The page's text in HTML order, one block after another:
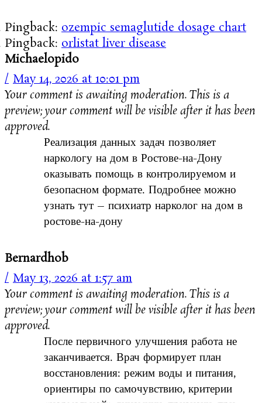
Pingback: ozempic semaglutide dosage chart
Pingback: orlistat liver disease
Michaelopido
May 14, 2026 at 10:01 pm
Your comment is awaiting moderation. This is a
preview; your comment will be visible after it has been
approved.
Реализация данных задач позволяет
наркологу на дом в Ростове-на-Дону
оказывать помощь в контролируемом и
безопасном формате. Подробнее можно
узнать тут – психиатр нарколог на дом в
ростове-на-дону
Bernardhob
May 13, 2026 at 1:57 am
Your comment is awaiting moderation. This is a
preview; your comment will be visible after it has been
approved.
После первичного улучшения работа не
заканчивается. Врач формирует план
восстановления: режим воды и питания,
ориентиры по самочувствию, критерии